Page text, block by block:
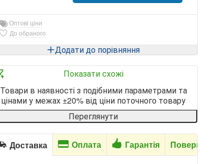
Оптові ціни
До обраного
Додати до порівняння
Показати схожі
Товари в наявності з подібними параметрами та
цінами у межах ±20% від ціни поточного товару
Переглянути
Доставка Оплата Гарантія